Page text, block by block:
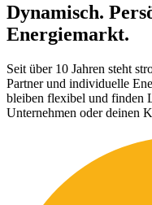
Dynamisch.
Energiemarkt.
Seit über 10 Jahren steht
Partner und individuelle
bleiben flexibel und finden
Unternehmen oder deinen